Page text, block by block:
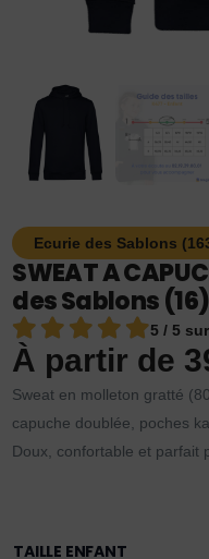
Ecurie des Sablons
SWEAT A
des Sablons
5 / 5
À partir de
Sweat en molleton gratté
capuche doublée, poches
Doux, confortable et parfait
TAILLE ENFANT